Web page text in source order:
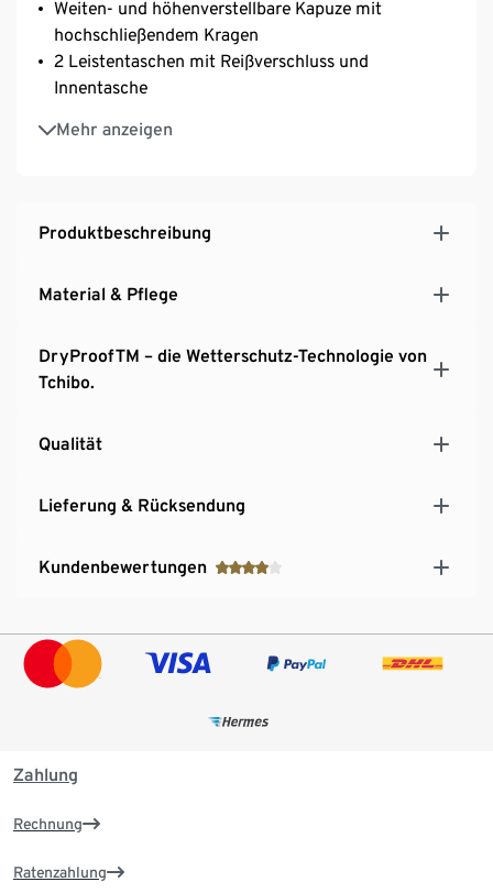
Weiten- und höhenverstellbare Kapuze mit
hochschließendem Kragen
2 Leistentaschen mit Reißverschluss und
Innentasche
Mehr anzeigen
2-Wege-Frontreißverschluss mit Windschutzleiste
und Druckknöpfen
individuellen Weitenregulierung
Rückenpasse mit Ventilationsöffnung
Produktbeschreibung
Material & Pflege
DryProofTM – die Wetterschutz-Technologie von
Tchibo.
Qualität
Lieferung & Rücksendung
Kundenbewertungen
Zahlung
Rechnung
Ratenzahlung